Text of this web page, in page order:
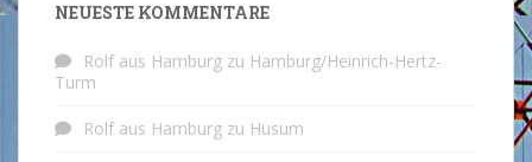
NEUESTE KOMMENTARE
Rolf aus Hamburg zu Hamburg/Heinrich-Hertz-
Turm
Rolf aus Hamburg zu Husum